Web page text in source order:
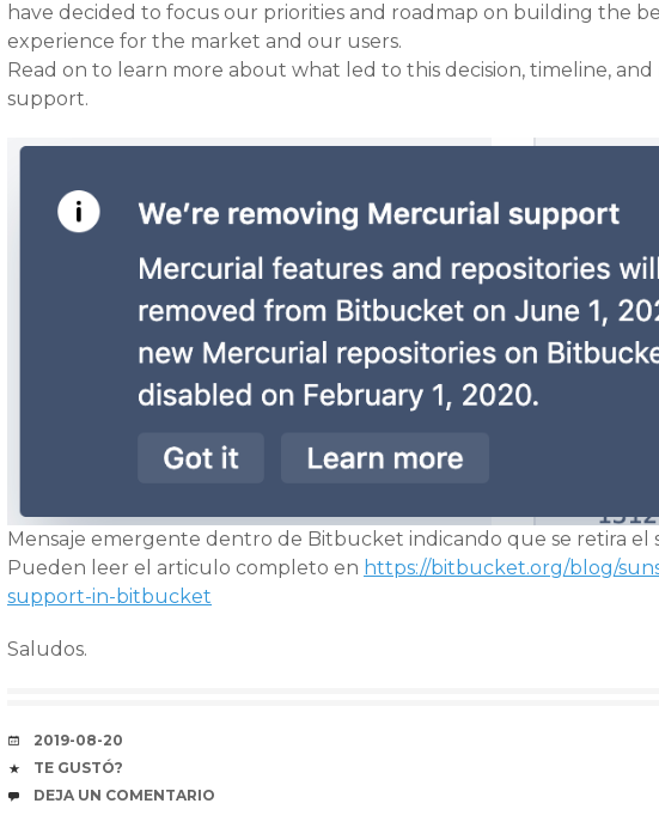
have decided to focus our priorities and roadmap on building the
experience for the market and our users.
Read on to learn more about what led to this decision, timeline,
support.
Mensaje emergente dentro de Bitbucket indicando que se retira el
Pueden leer el articulo completo en https://bitbucket.org/blog/
support-in-bitbucket
Saludos.
FECHA
2019-08-20
COFFEE
TE GUSTÓ?
COMENTARIOS
DEJA UN COMENTARIO